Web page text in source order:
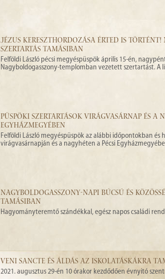
JÉZUS KERESZTHORDOZÁSA ÉRTED IS
SZERTARTÁS TAMÁSIBAN
Felföldi László pécsi megyéspüspök április 15-én,
Nagyboldogasszony-templomban vezetett szertartást. A
PÜSPÖKI SZERTARTÁSOK VIRÁGVASÁRNAP ÉS A
EGYHÁZMEGYÉBEN
Felföldi László megyéspüspök az alábbi időpontokban
virágvasárnapján és a nagyhéten a Pécsi
NAGYBOLDOGASSZONY-NAPI BÚCSÚ ÉS
TAMÁSIBAN
Hagyományteremtő szándékkal, egész napos családi
VENI SANCTE ÉS ÁLDÁS AZ ISKOLATÁSKÁKRA
2021. augusztus 29-én 10 órakor kezdődően évnyitó